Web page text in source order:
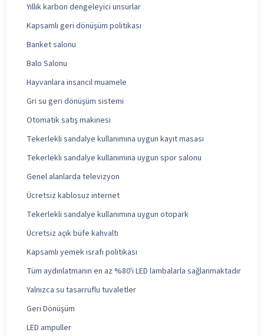
Yıllık karbon dengeleyici unsurlar
Kapsamlı geri dönüşüm politikası
Banket salonu
Balo Salonu
Hayvanlara insancıl muamele
Gri su geri dönüşüm sistemi
Otomatik satış makinesi
Tekerlekli sandalye kullanımına uygun kayıt masası
Tekerlekli sandalye kullanımına uygun spor salonu
Genel alanlarda televizyon
Ücretsiz kablosuz internet
Tekerlekli sandalye kullanımına uygun otopark
Ücretsiz açık büfe kahvaltı
Kapsamlı yemek israfı politikası
Tüm aydınlatmanın en az %80'i LED lambalarla sağlanmaktadır
Yalnızca su tasarruflu tuvaletler
Geri Dönüşüm
LED ampuller